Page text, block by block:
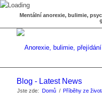
Mentální anorexie, bulimie,
Blog - Latest News
Jste zde: Domů / Příběhy ze